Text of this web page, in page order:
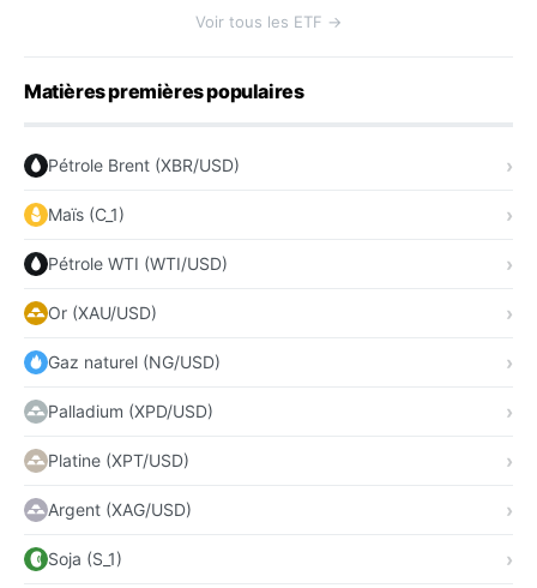
Voir tous les ETF →
Matières premières populaires
Pétrole Brent (XBR/USD)
Maïs (C_1)
Pétrole WTI (WTI/USD)
Or (XAU/USD)
Gaz naturel (NG/USD)
Palladium (XPD/USD)
Platine (XPT/USD)
Argent (XAG/USD)
Soja (S_1)